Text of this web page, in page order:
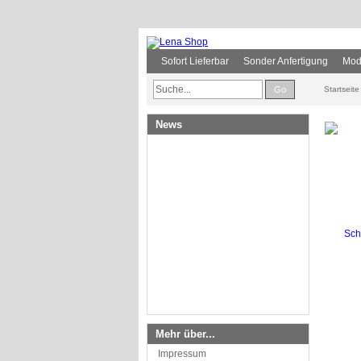
Sofort Lieferbar Sonder Anfertigung
Go Startseite
News
Mehr über...
Impressum